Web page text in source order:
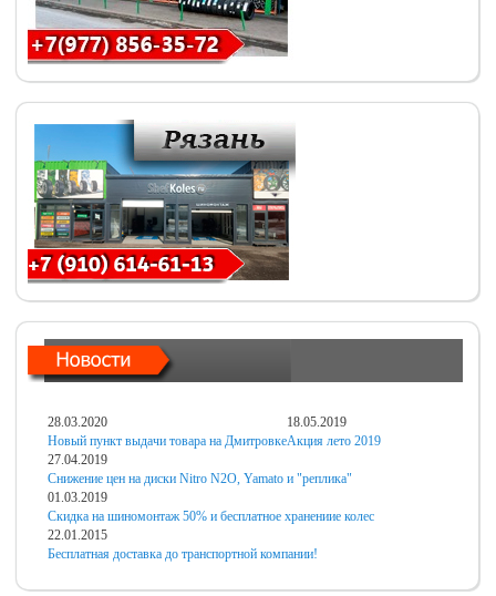
28.03.2020
Новый пункт выдачи товара на Дмитровке
18.05.2019
Акция лето 2019
27.04.2019
Снижение цен на диски Nitro N2O, Yamato и "реплика"
01.03.2019
Скидка на шиномонтаж 50% и бесплатное хранениие колес
22.01.2015
Бесплатная доставка до транспортной компании!